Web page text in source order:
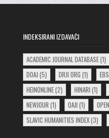
INDEKSIRANI IZDAVAČI
ACADEMIC JOURNAL DATABASE(1)
DOAJ (5) DRJI ORG (1)
HEINONLINE(2) HINARI (1)
NEWJOUR (1) OAJI (1)
SLAVIC HUMANITIES INDEX(3)